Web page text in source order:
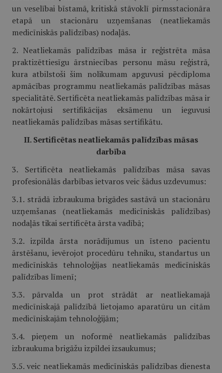
un veselībai bīstamā, kritiskā stāvoklī pirmsstacionāra
etapā un stacionāru uzņemšanas (neatliekamās
medicīniskās palīdzības) nodaļās.
2. Neatliekamās palīdzības māsa ir reģistrēta māsa
praktizēttiesīgu ārstniecības personu māsu reģistrā,
kura atbilstoši šim nolikumam apguvusi pēcdiploma
apmācības programmu neatliekamās palīdzības māsas
specialitātē. Sertificēta neatliekamās palīdzības māsa ir
nokārtojusi sertifikācijas eksāmenu un ieguvusi
neatliekamās palīdzības māsas sertifikātu.
II. Sertificētas neatliekamās palīdzības māsas
darbība
3. Sertificēta neatliekamās palīdzības māsa savas
profesionālās darbības ietvaros veic šādus uzdevumus:
3.1. strādā izbraukuma brigādes sastāvā un stacionāru
uzņemšanas (neatliekamās medicīniskās palīdzības)
nodaļās tikai sertificēta ārsta vadībā;
3.2. izpilda ārsta norādījumus un īsteno pacientu
ārstēšanu, ievērojot procedūru tehniku, standartus un
medicīniskās tehnoloģijas neatliekamās medicīniskās
palīdzības līmenī;
3.3. pārvalda un prot strādāt ar neatliekamajā
medicīniskajā palīdzībā lietojamo aparatūru un citām
medicīniskajām tehnoloģijām;
3.4. pieņem un noformē neatliekamās palīdzības
izbraukuma brigāžu izpildei izsaukumus;
3.5. veic neatliekamās medicīniskās palīdzības dienesta